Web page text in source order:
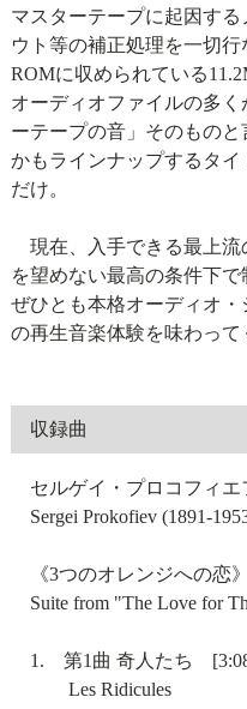
マスターテープに起因す
ウト等の補正処理を一切
ROMに収められている
オーディオファイルの多
ーテープの音」そのもの
かもラインナップするタ
だけ。
現在、入手できる最上流
を望めない最高の条件下で
ぜひとも本格オーディオ
の再生音楽体験を味わって
収録曲
セルゲイ・プロコフィエ
Sergei Prokofiev (1891-
《3つのオレンジへの恋
Suite from "The Love for
1. 第1曲 奇人たち
Les Ridicules